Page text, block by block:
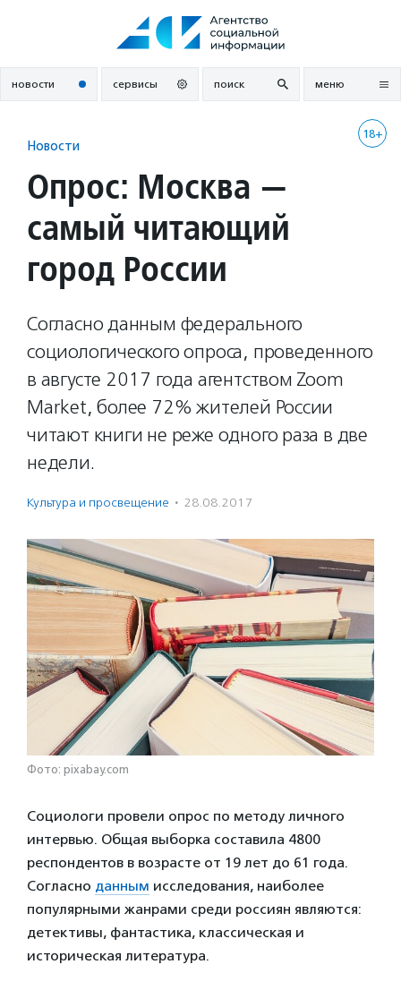
новости сервисы поиск меню
18+
Новости
Опрос: Москва —
самый читающий
город России
Согласно данным федерального
социологического опроса, проведенного
в августе 2017 года агентством Zoom
Market, более 72% жителей России
читают книги не реже одного раза в две
недели.
Культура и просвещение · 28.08.2017
Фото: pixabay.com
Социологи провели опрос по методу личного
интервью. Общая выборка составила 4800
респондентов в возрасте от 19 лет до 61 года.
Согласно данным исследования, наиболее
популярными жанрами среди россиян являются:
детективы, фантастика, классическая и
историческая литература.